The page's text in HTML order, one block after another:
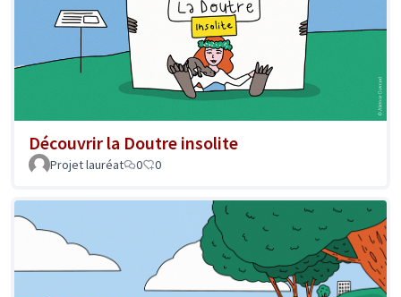
Découvrir la Doutre insolite
Projet lauréat 0 0